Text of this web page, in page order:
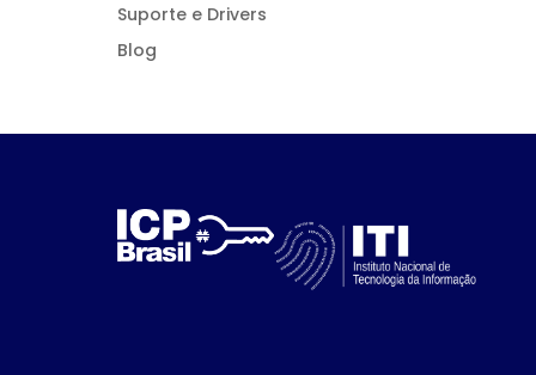
Suporte e Drivers
Blog